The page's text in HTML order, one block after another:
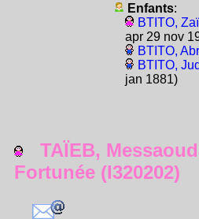
Enfants:
BTITO,
apr 29 nov
BTITO,
BTITO,
jan 1881)
TAÏEB,
Fortunée (I320202)